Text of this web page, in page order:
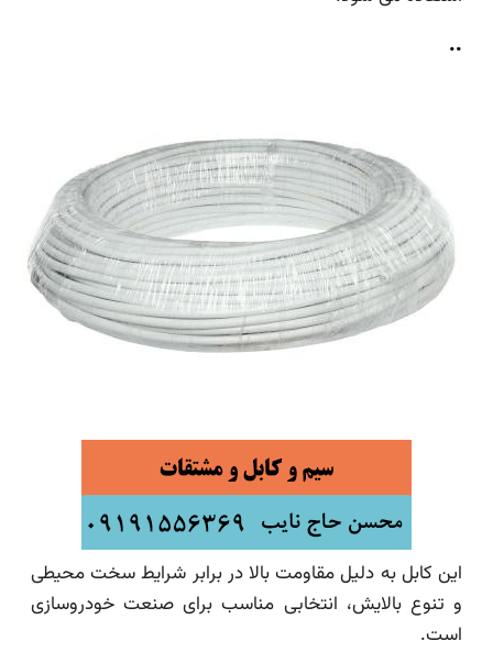
..
این کابل به دلیل مقاومت بالا در برابر شرایط سخت محیطی
و تنوع بالایش، انتخابی مناسب برای صنعت خودروسازی
است.